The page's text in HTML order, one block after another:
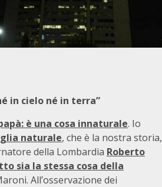
in cielo né in terra”
è una cosa innaturale. Io
naturale, che è la nostra storia,
della Lombardia Roberto
sia la stessa cosa della
All’osservazione dei